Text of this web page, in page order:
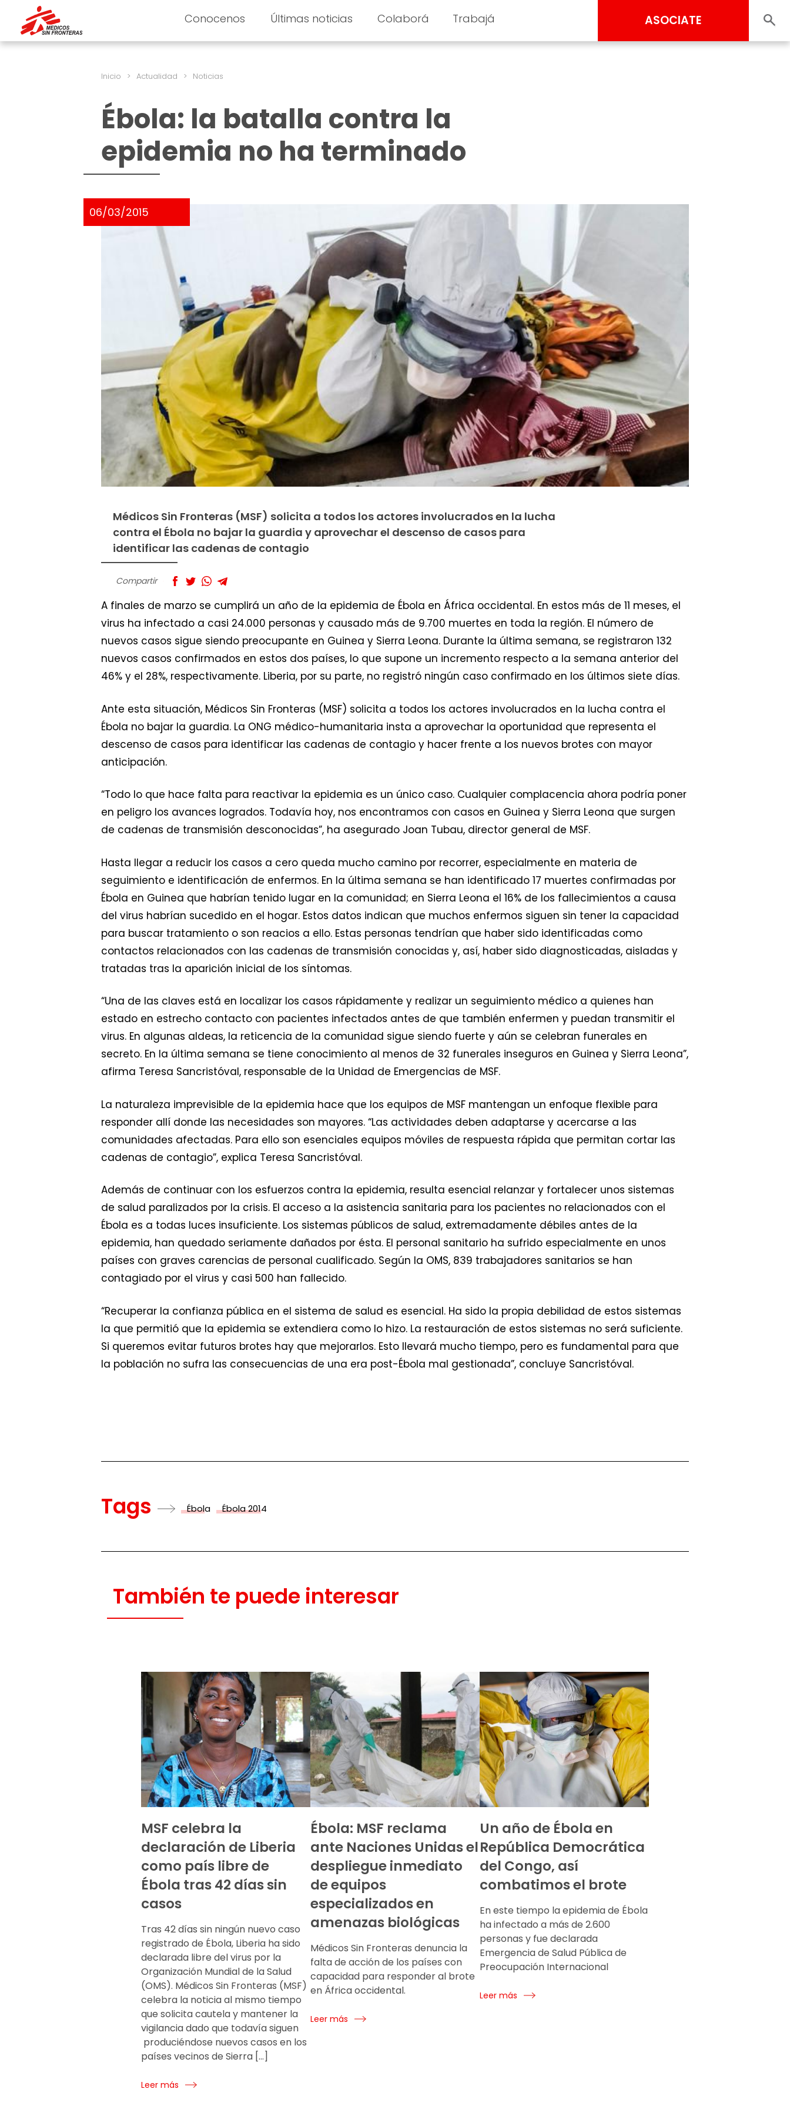
Conocenos Últimas noticias Colaborá Trabajá ASOCIATE
Inicio > Actualidad > Noticias
Ébola: la batalla contra la
epidemia no ha terminado
06/03/2015
Médicos Sin Fronteras (MSF) solicita a todos los actores involucrados en la lucha
contra el Ébola no bajar la guardia y aprovechar el descenso de casos para
identificar las cadenas de contagio
Compartir
A finales de marzo se cumplirá un año de la epidemia de Ébola en África occidental. En estos más de 11 meses, el
virus ha infectado a casi 24.000 personas y causado más de 9.700 muertes en toda la región. El número de
nuevos casos sigue siendo preocupante en Guinea y Sierra Leona. Durante la última semana, se registraron 132
nuevos casos confirmados en estos dos países, lo que supone un incremento respecto a la semana anterior del
46% y el 28%, respectivamente. Liberia, por su parte, no registró ningún caso confirmado en los últimos siete días.
Ante esta situación, Médicos Sin Fronteras (MSF) solicita a todos los actores involucrados en la lucha contra el
Ébola no bajar la guardia. La ONG médico-humanitaria insta a aprovechar la oportunidad que representa el
descenso de casos para identificar las cadenas de contagio y hacer frente a los nuevos brotes con mayor
anticipación.
“Todo lo que hace falta para reactivar la epidemia es un único caso. Cualquier complacencia ahora podría poner
en peligro los avances logrados. Todavía hoy, nos encontramos con casos en Guinea y Sierra Leona que surgen
de cadenas de transmisión desconocidas”, ha asegurado Joan Tubau, director general de MSF.
Hasta llegar a reducir los casos a cero queda mucho camino por recorrer, especialmente en materia de
seguimiento e identificación de enfermos. En la última semana se han identificado 17 muertes confirmadas por
Ébola en Guinea que habrían tenido lugar en la comunidad; en Sierra Leona el 16% de los fallecimientos a causa
del virus habrían sucedido en el hogar. Estos datos indican que muchos enfermos siguen sin tener la capacidad
para buscar tratamiento o son reacios a ello. Estas personas tendrían que haber sido identificadas como
contactos relacionados con las cadenas de transmisión conocidas y, así, haber sido diagnosticadas, aisladas y
tratadas tras la aparición inicial de los síntomas.
“Una de las claves está en localizar los casos rápidamente y realizar un seguimiento médico a quienes han
estado en estrecho contacto con pacientes infectados antes de que también enfermen y puedan transmitir el
virus. En algunas aldeas, la reticencia de la comunidad sigue siendo fuerte y aún se celebran funerales en
secreto. En la última semana se tiene conocimiento al menos de 32 funerales inseguros en Guinea y Sierra Leona”,
afirma Teresa Sancristóval, responsable de la Unidad de Emergencias de MSF.
La naturaleza imprevisible de la epidemia hace que los equipos de MSF mantengan un enfoque flexible para
responder allí donde las necesidades son mayores. “Las actividades deben adaptarse y acercarse a las
comunidades afectadas. Para ello son esenciales equipos móviles de respuesta rápida que permitan cortar las
cadenas de contagio”, explica Teresa Sancristóval.
Además de continuar con los esfuerzos contra la epidemia, resulta esencial relanzar y fortalecer unos sistemas
de salud paralizados por la crisis. El acceso a la asistencia sanitaria para los pacientes no relacionados con el
Ébola es a todas luces insuficiente. Los sistemas públicos de salud, extremadamente débiles antes de la
epidemia, han quedado seriamente dañados por ésta. El personal sanitario ha sufrido especialmente en unos
países con graves carencias de personal cualificado. Según la OMS, 839 trabajadores sanitarios se han
contagiado por el virus y casi 500 han fallecido.
“Recuperar la confianza pública en el sistema de salud es esencial. Ha sido la propia debilidad de estos sistemas
la que permitió que la epidemia se extendiera como lo hizo. La restauración de estos sistemas no será suficiente.
Si queremos evitar futuros brotes hay que mejorarlos. Esto llevará mucho tiempo, pero es fundamental para que
la población no sufra las consecuencias de una era post-Ébola mal gestionada”, concluye Sancristóval.
Tags Ébola Ébola 2014
También te puede interesar
MSF celebra la
declaración de Liberia
como país libre de
Ébola tras 42 días sin
casos
Tras 42 días sin ningún nuevo caso
registrado de Ébola, Liberia ha sido
declarada libre del virus por la
Organización Mundial de la Salud
(OMS). Médicos Sin Fronteras (MSF)
celebra la noticia al mismo tiempo
que solicita cautela y mantener la
vigilancia dado que todavía siguen
produciéndose nuevos casos en los
países vecinos de Sierra […]
Leer más
Ébola: MSF reclama
ante Naciones Unidas el
despliegue inmediato
de equipos
especializados en
amenazas biológicas
Médicos Sin Fronteras denuncia la
falta de acción de los países con
capacidad para responder al brote
en África occidental.
Leer más
Un año de Ébola en
República Democrática
del Congo, así
combatimos el brote
En este tiempo la epidemia de Ébola
ha infectado a más de 2.600
personas y fue declarada
Emergencia de Salud Pública de
Preocupación Internacional
Leer más